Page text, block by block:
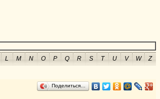
L M N O P Q R S T U V W
Z
Поделиться…